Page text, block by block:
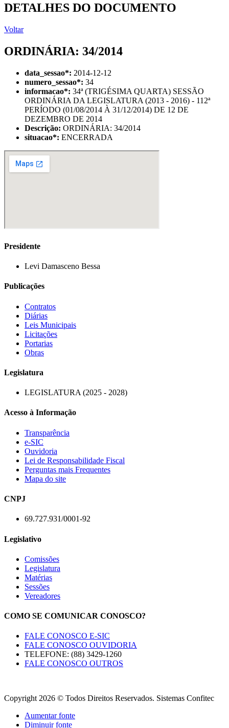
DETALHES DO DOCUMENTO
Voltar
ORDINÁRIA: 34/2014
data_sessao*: 2014-12-12
numero_sessao*: 34
informacao*: 34ª (TRIGÉSIMA QUARTA) SESSÃO
ORDINÁRIA DA LEGISLATURA (2013 - 2016) - 112ª
PERÍODO (01/08/2014 À 31/12/2014) DE 12 DE
DEZEMBRO DE 2014
Descrição: ORDINÁRIA: 34/2014
situacao*: ENCERRADA
Presidente
Levi Damasceno Bessa
Publicações
Contratos
Diárias
Leis Municipais
Licitações
Portarias
Obras
Legislatura
LEGISLATURA (2025 - 2028)
Acesso à Informação
Transparência
e-SIC
Ouvidoria
Lei de Responsabilidade Fiscal
Perguntas mais Frequentes
Mapa do site
CNPJ
69.727.931/0001-92
Legislativo
Comissões
Legislatura
Matérias
Sessões
Vereadores
COMO SE COMUNICAR CONOSCO?
FALE CONOSCO E-SIC
FALE CONOSCO OUVIDORIA
TELEFONE: (88) 3429-1260
FALE CONOSCO OUTROS
Copyright 2026 © Todos Direitos Reservados. Sistemas Confitec
Aumentar fonte
Diminuir fonte